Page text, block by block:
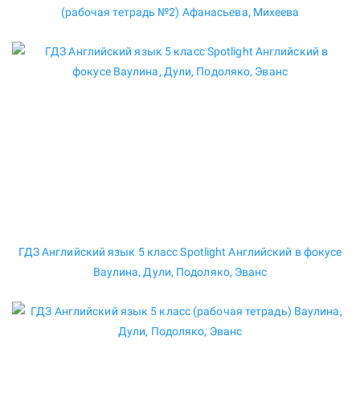
(рабочая тетрадь №2) Афанасьева, Михеева
ГДЗ Английский язык 5 класс Spotlight Английский в фокусе
Ваулина, Дули, Подоляко, Эванс